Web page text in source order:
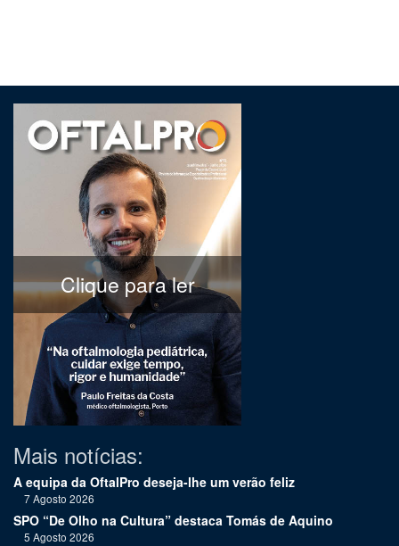
Clique para ler
Mais notícias:
A equipa da OftalPro deseja-lhe um verão feliz
7 Agosto 2026
SPO “De Olho na Cultura” destaca Tomás de Aquino
5 Agosto 2026